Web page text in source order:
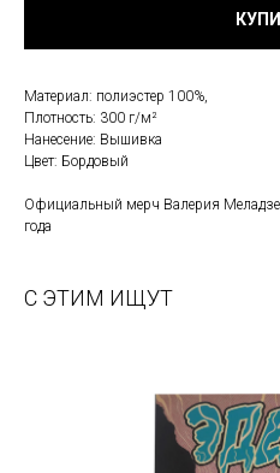
Материал: полиэстер 100%,
Плотность: 300 г/м²
Нанесение: Вышивка
Цвет: Бордовый
Официальный мерч Валерия Меладзе
года
С ЭТИМ ИЩУТ